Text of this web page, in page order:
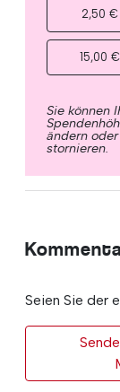
2,50 €
15,00
Sie können
ändern
stornieren.
Seien Sie der